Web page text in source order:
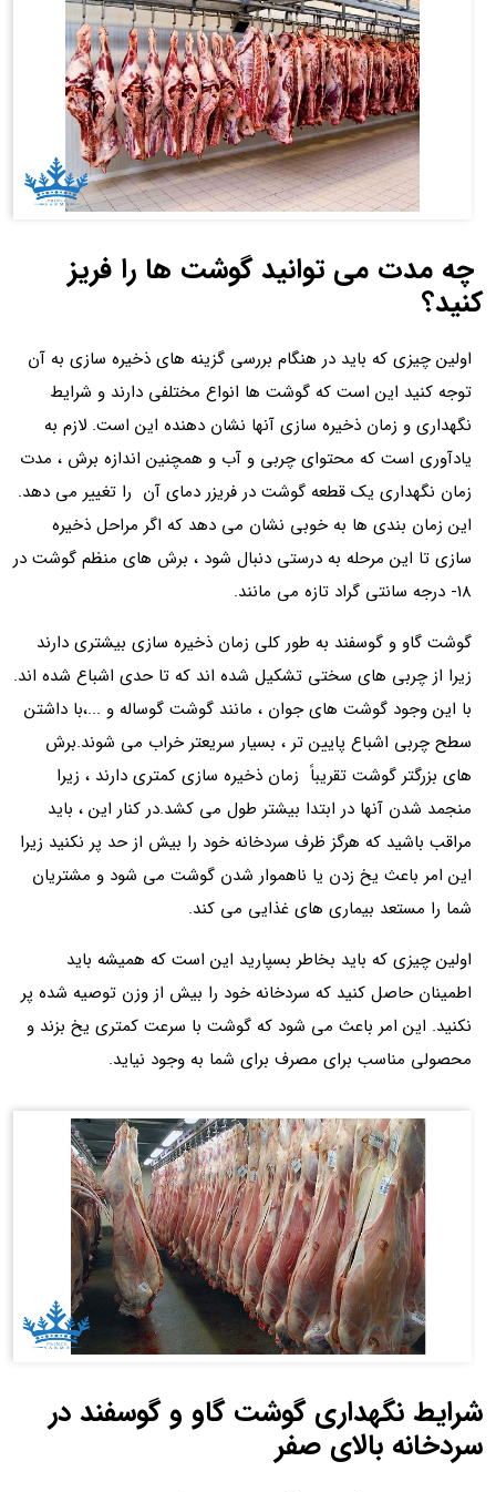
چه مدت می توانید گوشت ها را فریز
کنید؟
اولین چیزی که باید در هنگام بررسی گزینه های ذخیره سازی به آن
توجه کنید این است که گوشت ها انواع مختلفی دارند و شرایط
نگهداری و زمان ذخیره سازی آنها نشان دهنده این است. لازم به
یادآوری است که محتوای چربی و آب و همچنین اندازه برش ، مدت
زمان نگهداری یک قطعه گوشت در فریزر دمای آن را تغییر می دهد.
این زمان بندی ها به خوبی نشان می دهد که اگر مراحل ذخیره
سازی تا این مرحله به درستی دنبال شود ، برش های منظم گوشت در
18- درجه سانتی گراد تازه می مانند.
گوشت گاو و گوسفند به طور کلی زمان ذخیره سازی بیشتری دارند
زیرا از چربی های سختی تشکیل شده اند که تا حدی اشباع شده اند.
با این وجود گوشت های جوان ، مانند گوشت گوساله و ...،با داشتن
سطح چربی اشباع پایین تر ، بسیار سریعتر خراب می شوند.برش
های بزرگتر گوشت تقریباً زمان ذخیره سازی کمتری دارند ، زیرا
منجمد شدن آنها در ابتدا بیشتر طول می کشد.در کنار این ، باید
مراقب باشید که هرگز ظرف سردخانه خود را بیش از حد پر نکنید زیرا
این امر باعث یخ زدن یا ناهموار شدن گوشت می شود و مشتریان
شما را مستعد بیماری های غذایی می کند.
اولین چیزی که باید بخاطر بسپارید این است که همیشه باید
اطمینان حاصل کنید که سردخانه خود را بیش از وزن توصیه شده پر
نکنید. این امر باعث می شود که گوشت با سرعت کمتری یخ بزند و
محصولی مناسب برای مصرف برای شما به وجود نیاید.
شرایط نگهداری گوشت گاو و گوسفند در
سردخانه بالای صفر